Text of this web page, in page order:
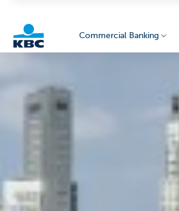
Commercial Banking